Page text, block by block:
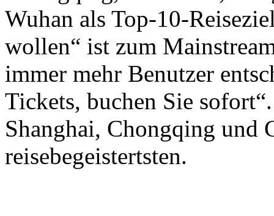
Wuhan als Top-10-
wollen“ ist zum
immer mehr Benutzer
Tickets, buchen Sie
Shanghai, Chongqing und
reisebegeistertsten.